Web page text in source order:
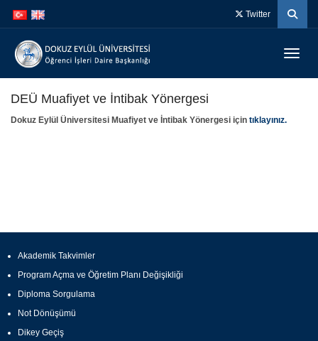
atla
atla
Twitter
DEÜ Muafiyet ve İntibak Yönergesi
Dokuz Eylül Üniversitesi Muafiyet ve İntibak Yönergesi için tıklayınız.
Akademik Takvimler
Program Açma ve Öğretim Planı Değişikliği
Diploma Sorgulama
Not Dönüşümü
Dikey Geçiş